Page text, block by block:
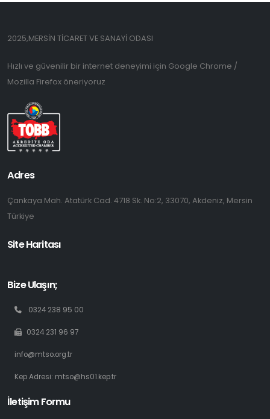
2025,MERSİN TİCARET VE SANAYİ ODASI
Hızlı ve güvenilir bir internet deneyimi için Google Chrome /
Mozilla Firefox öneriyoruz
Adres
Çankaya Mah. Atatürk Cad. 4718 Sk. No:2, 33070, Akdeniz, Mersin
Türkiye
Site Haritası
Bize Ulaşın;
0324 238 95 00
0324 231 96 97
info@mtso.org.tr
Kep Adresi: mtso@hs01.kep.tr
İletişim Formu